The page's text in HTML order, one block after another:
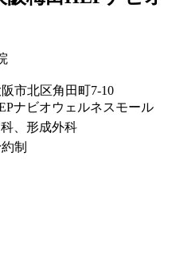
市北区角田町7-10
ナビオウェルネスモール
、形成外科
制